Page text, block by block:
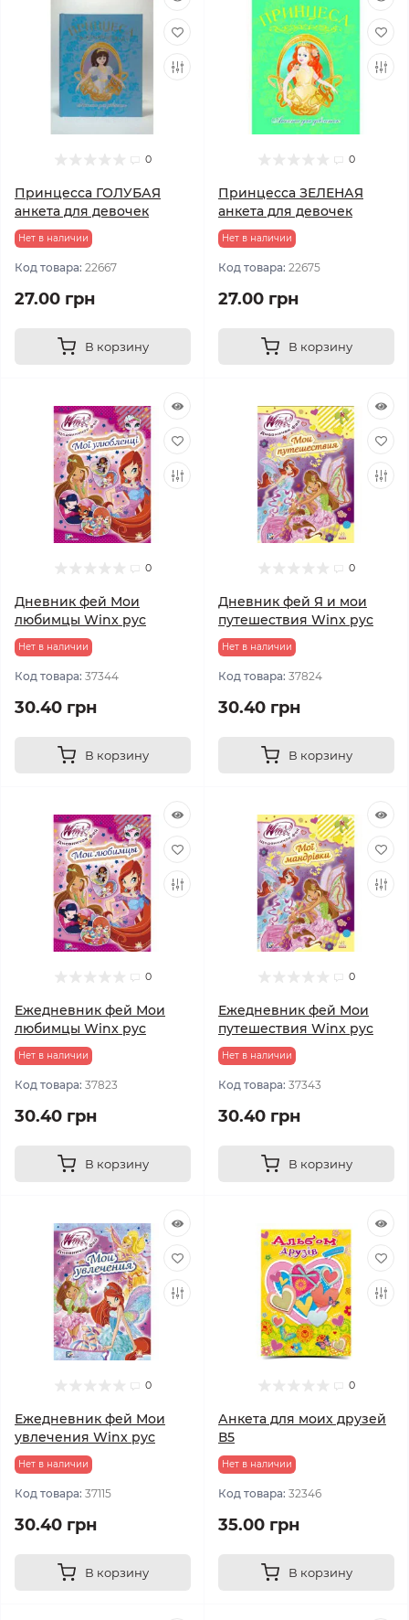
0
Принцесса ГОЛУБАЯ
анкета для девочек
Нет в наличии
Код товара: 22667
27.00 грн
В корзину
0
Принцесса ЗЕЛЕНАЯ
анкета для девочек
Нет в наличии
Код товара: 22675
27.00 грн
В корзину
0
Дневник фей Мои
любимцы Winx рус
Нет в наличии
Код товара: 37344
30.40 грн
В корзину
0
Дневник фей Я и мои
путешествия Winx рус
Нет в наличии
Код товара: 37824
30.40 грн
В корзину
0
Ежедневник фей Мои
любимцы Winx рус
Нет в наличии
Код товара: 37823
30.40 грн
В корзину
0
Ежедневник фей Мои
путешествия Winx рус
Нет в наличии
Код товара: 37343
30.40 грн
В корзину
0
Ежедневник фей Мои
увлечения Winx рус
Нет в наличии
Код товара: 37115
30.40 грн
В корзину
0
Анкета для моих друзей
В5
Нет в наличии
Код товара: 32346
35.00 грн
В корзину